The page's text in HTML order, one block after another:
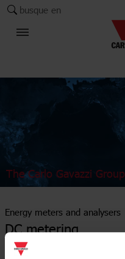
busque en
The Carlo Gavazzi Group
Energy meters and analysers
DC metering